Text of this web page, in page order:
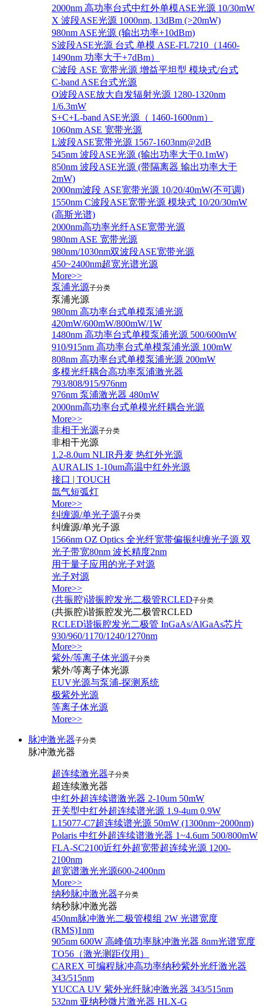
2000nm 高功率台式中红外单模ASE光源 10/30mW
X 波段ASE光源 1000nm, 13dBm (>20mW)
980nm ASE光源 (输出功率+10dBm)
S波段ASE光源 台式 单模 ASE-FL7210（1460-
1490nm 功率大于+7dBm）
C波段 ASE 宽带光源 增益平坦型 模块式/台式
C-band ASE台式光源
O波段ASE放大自发辐射光源 1280-1320nm
1/6.3mW
S+C+L-band ASE光源（ 1460-1600nm）
1060nm ASE 宽带光源
L波段ASE宽带光源 1567-1603nm@2dB
545nm 波段ASE光源 (输出功率大于0.1mW)
850nm 波段ASE光源 (带隔离器 输出功率大于
2mW)
2000nm波段 ASE宽带光源 10/20/40mW(不可调)
1550nm C波段ASE宽带光源 模块式 10/20/30mW
(高斯光谱)
2000nm高功率光纤ASE宽带光源
980nm ASE 宽带光源
980nm/1030nm双波段ASE宽带光源
450~2400nm超宽光谱光源
More>>
泵浦光源子分类
泵浦光源
980nm 高功率台式单模泵浦光源
420mW/600mW/800mW/1W
1480nm 高功率台式单模泵浦光源 500/600mW
910/915nm 高功率台式单模泵浦光源 100mW
808nm 高功率台式单模泵浦光源 200mW
多模光纤耦合高功率泵浦激光器
793/808/915/976nm
976nm 泵浦激光器 480mW
2000nm高功率台式单模光纤耦合光源
More>>
非相干光源子分类
非相干光源
1.2-8.0um NLIR丹麦 热红外光源
AURALIS 1-10um高温中红外光源
接口 | TOUCH
氙气短弧灯
More>>
纠缠源/单光子源子分类
纠缠源/单光子源
1566nm OZ Optics 全光纤宽带偏振纠缠光子源 双
光子带宽80nm 波长精度2nm
用于量子应用的光子对源
光子对源
More>>
(共振腔)谐振腔发光二极管RCLED子分类
(共振腔)谐振腔发光二极管RCLED
RCLED谐振腔发光二极管 InGaAs/AlGaAs芯片
930/960/1170/1240/1270nm
More>>
紫外/等离子体光源子分类
紫外/等离子体光源
EUV光源与泵浦-探测系统
极紫外光源
等离子体光源
More>>
脉冲激光器子分类
脉冲激光器
超连续激光器子分类
超连续激光器
中红外超连续谱激光器 2-10um 50mW
开关型中红外超连续谱光源 1.9-4um 0.9W
L15077-C7超连续谱光源 50mW (1300nm~2000nm)
Polaris 中红外超连续谱激光器 1~4.6um 500/800mW
FLA-SC2100近红外超宽带超连续光源 1200-
2100nm
超宽谱激光光源600-2400nm
More>>
纳秒脉冲激光器子分类
纳秒脉冲激光器
450nm脉冲激光二极管模组 2W 光谱宽度
(RMS)1nm
905nm 600W 高峰值功率脉冲激光器 8nm光谱宽度
TO56（激光测距仪用）
CAREX 可编程脉冲高功率纳秒紫外光纤激光器
343/515nm
YUCCA UV 紫外光纤脉冲激光器 343/515nm
532nm 亚纳秒微片激光器 HLX-G